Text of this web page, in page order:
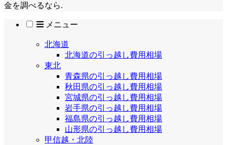
金を調べるなら.
メニュー
北海道
北海道の引っ越し費用相場
東北
青森県の引っ越し費用相場
秋田県の引っ越し費用相場
宮城県の引っ越し費用相場
岩手県の引っ越し費用相場
福島県の引っ越し費用相場
山形県の引っ越し費用相場
甲信越・北陸